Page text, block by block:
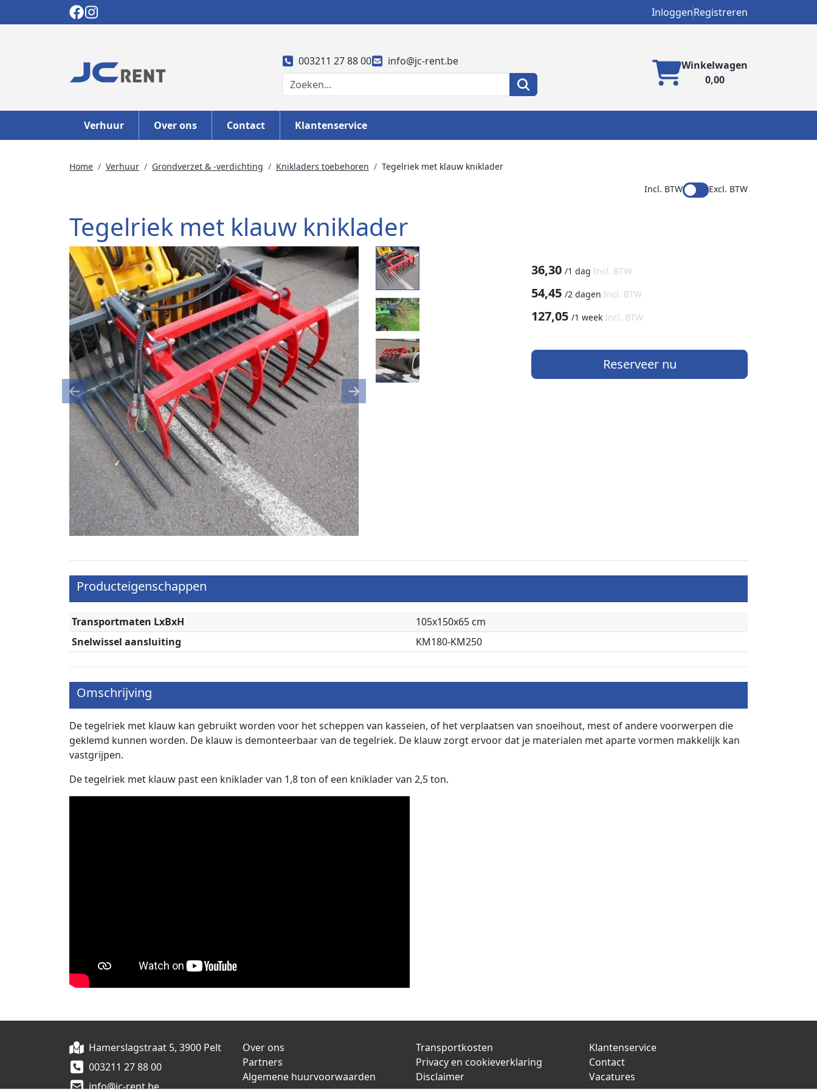
InloggenRegistreren
003211 27 88 00 info@jc-rent.be
Winkelwagen
0,00
Verhuur Over ons Contact Klantenservice
Home Verhuur Grondverzet & -verdichting Knikladers toebehoren
Tegelriek met klauw kniklader
Incl. BTW
Excl. BTW
Tegelriek met klauw kniklader
36,30 /1 dag Incl. BTW
54,45 /2 dagen Incl. BTW
127,05 /1 week Incl. BTW
Reserveer nu
Previous Next
Producteigenschappen
Transportmaten LxBxH
105x150x65 cm
Snelwissel aansluiting
KM180-KM250
Omschrijving
De tegelriek met klauw kan gebruikt worden voor het scheppen van kasseien, of het verplaatsen van snoeihout, mest of andere voorwerpen die
geklemd kunnen worden. De klauw is demonteerbaar van de tegelriek. De klauw zorgt ervoor dat je materialen met aparte vormen makkelijk kan
vastgrijpen.
De tegelriek met klauw past een kniklader van 1,8 ton of een kniklader van 2,5 ton.
Hamerslagstraat 5, 3900 Pelt
003211 27 88 00
info@jc-rent.be
Over ons
Partners
Algemene huurvoorwaarden
Transportkosten
Privacy en cookieverklaring
Disclaimer
Klantenservice
Contact
Vacatures